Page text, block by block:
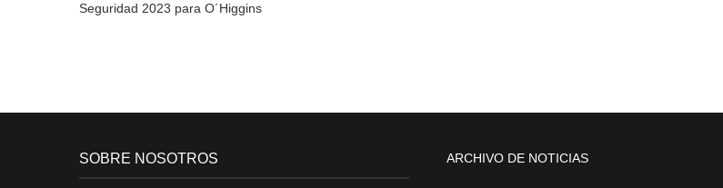
Seguridad 2023 para O´Higgins
SOBRE NOSOTROS ARCHIVO DE NOTICIAS